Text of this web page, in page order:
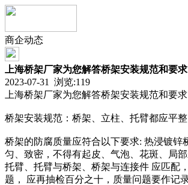
商企动态
上海桥架厂家为您解答桥架安装规范和要求
2023-07-31 浏览:119
上海桥架厂家为您解答桥架安装规范和要求
桥架安装规范：桥架、立柱、托臂都应平
桥架的防腐质量应符合以下要求: 热浸镀
匀、致密，不得有起皮、气泡、花斑、局
托臂、托臂与桥架、桥架与连接件 应匹配
题， 应再抽检百分之十，质量问题要作记